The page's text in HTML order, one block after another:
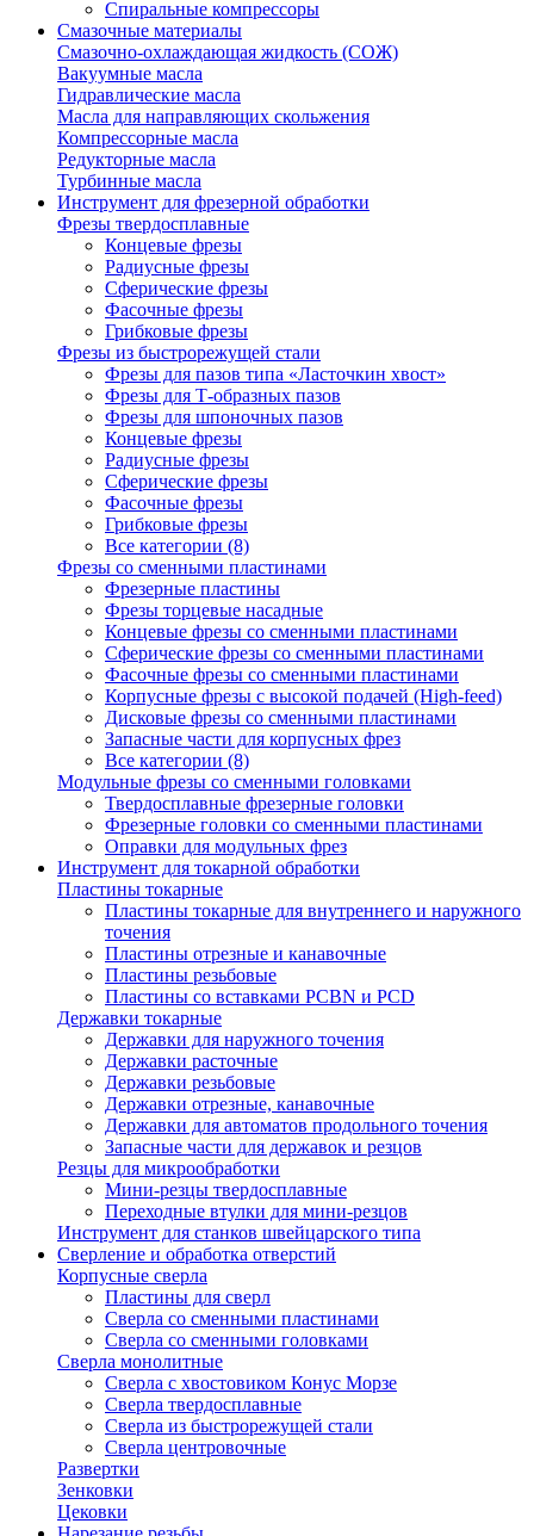
Спиральные компрессоры
Смазочные материалы
Смазочно-охлаждающая жидкость (СОЖ)
Вакуумные масла
Гидравлические масла
Масла для направляющих скольжения
Компрессорные масла
Редукторные масла
Турбинные масла
Инструмент для фрезерной обработки
Фрезы твердосплавные
Концевые фрезы
Радиусные фрезы
Сферические фрезы
Фасочные фрезы
Грибковые фрезы
Фрезы из быстрорежущей стали
Фрезы для пазов типа «Ласточкин хвост»
Фрезы для Т-образных пазов
Фрезы для шпоночных пазов
Концевые фрезы
Радиусные фрезы
Сферические фрезы
Фасочные фрезы
Грибковые фрезы
Все категории (8)
Фрезы со сменными пластинами
Фрезерные пластины
Фрезы торцевые насадные
Концевые фрезы со сменными пластинами
Сферические фрезы со сменными пластинами
Фасочные фрезы со сменными пластинами
Корпусные фрезы с высокой подачей (High-feed)
Дисковые фрезы со сменными пластинами
Запасные части для корпусных фрез
Все категории (8)
Модульные фрезы со сменными головками
Твердосплавные фрезерные головки
Фрезерные головки со сменными пластинами
Оправки для модульных фрез
Инструмент для токарной обработки
Пластины токарные
Пластины токарные для внутреннего и наружного
точения
Пластины отрезные и канавочные
Пластины резьбовые
Пластины со вставками PCBN и PCD
Державки токарные
Державки для наружного точения
Державки расточные
Державки резьбовые
Державки отрезные, канавочные
Державки для автоматов продольного точения
Запасные части для державок и резцов
Резцы для микрообработки
Мини-резцы твердосплавные
Переходные втулки для мини-резцов
Инструмент для станков швейцарского типа
Сверление и обработка отверстий
Корпусные сверла
Пластины для сверл
Сверла со сменными пластинами
Сверла со сменными головками
Сверла монолитные
Сверла с хвостовиком Конус Морзе
Сверла твердосплавные
Сверла из быстрорежущей стали
Сверла центровочные
Развертки
Зенковки
Цековки